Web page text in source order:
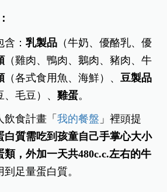
含：乳製品 （牛奶、優酪乳、優
（雞肉、鴨肉、鵝肉、豬肉、牛
（各式食用魚、海鮮）、豆製品
、毛豆）、雞蛋。
飲食計畫「我的餐盤 」裡頭提
白質需吃到孩童自己手掌心大小
類，外加一天共480c.c.左右的牛
到足量蛋白質。